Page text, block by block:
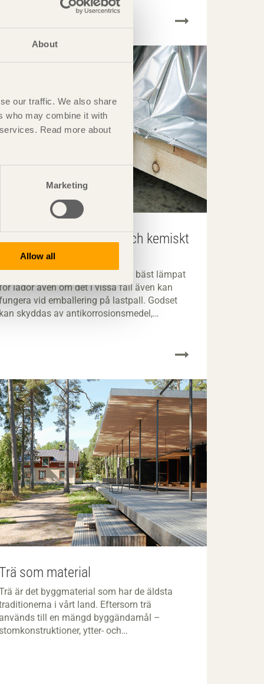
About
our traffic. We also share
who may combine it with
Read more about
Marketing
Allow all
för fysikaliskt och kemiskt
skydd
Fysikaliskt och kemiskt skydd är bäst lämpat
lådor även om det i vissa fall även kan
vid emballering på lastpall. Godset
kan skyddas av antikorrosionsmedel,
som material
är det byggmaterial som har de äldsta
i vårt land. Eftersom trä
används till en mängd byggändamål –
stomkonstruktioner, ytter- och